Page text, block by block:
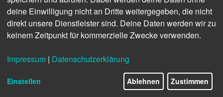
PraktikerInnen und StrategInnen
ausführlicher die einzelnen
Themenkomplexe kennen und rüsten Sie
„Programmatic Printing“ und „Marketing
Automation“. Sie können kostenlos an den
deine Einwilligung nicht an Dritte weitergegeben, die nicht
direkt unsere Dienstleister sind. Deine Daten werden wir zu
keinem Zeitpunkt für kommerzielle Zwecke verwenden.
Impressum | Datenschutzerklärung
Einstellen Ablehnen Zustimmen